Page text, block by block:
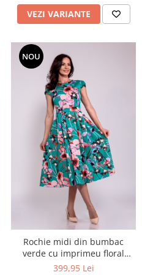
VEZI VARIANTE
NOU
Rochie midi din bumbac
verde cu imprimeu floral
exotic
399,95 Lei